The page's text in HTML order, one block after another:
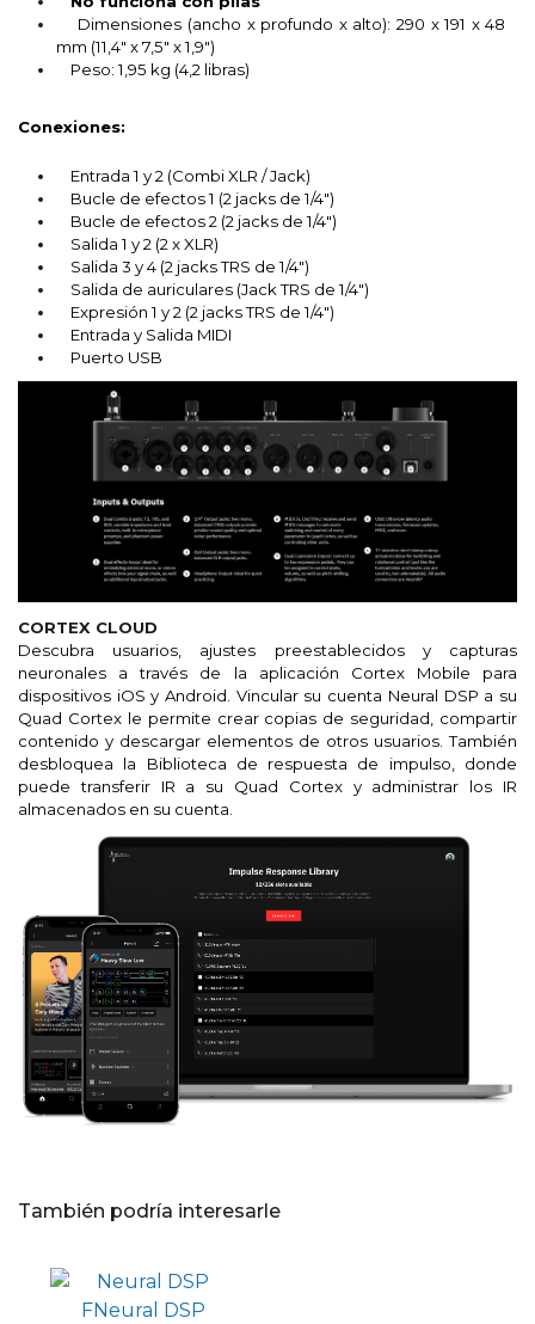
Dimensiones (ancho x profundo x alto): 290 x 191 x 48
mm (11,4" x 7,5" x 1,9")
Peso: 1,95 kg (4,2 libras)
Conexiones:
Entrada 1 y 2 (Combi XLR / Jack)
Bucle de efectos 1 (2 jacks de 1/4")
Bucle de efectos 2 (2 jacks de 1/4")
Salida 1 y 2 (2 x XLR)
Salida 3 y 4 (2 jacks TRS de 1/4")
Salida de auriculares (Jack TRS de 1/4")
Expresión 1 y 2 (2 jacks TRS de 1/4")
Entrada y Salida MIDI
Puerto USB
CORTEX CLOUD
Descubra usuarios, ajustes preestablecidos y capturas
neuronales a través de la aplicación Cortex Mobile para
dispositivos iOS y Android. Vincular su cuenta Neural DSP a su
Quad Cortex le permite crear copias de seguridad, compartir
contenido y descargar elementos de otros usuarios. También
desbloquea la Biblioteca de respuesta de impulso, donde
puede transferir IR a su Quad Cortex y administrar los IR
almacenados en su cuenta.
También podría interesarle